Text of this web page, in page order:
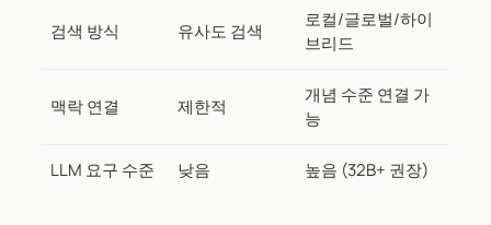
검색 방식 유사도 검색
로컬/글로벌/하이
브리드
맥락 연결 제한적
개념 수준 연결 가
능
LLM 요구 수준 낮음 높음 (32B+ 권장)